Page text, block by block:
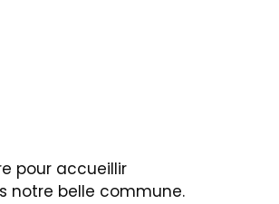
pour accueillir
notre belle commune.